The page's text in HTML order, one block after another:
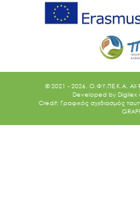
© 2021 - 2026. O.ΦΥ.ΠΕ.Κ.Α. All
Developed by Digilex
Credit: Γραφικός σχεδιασμός